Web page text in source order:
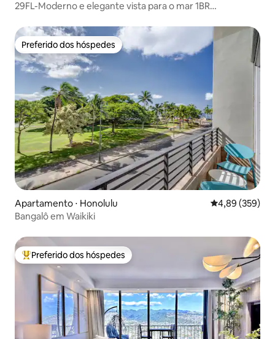
29FL-Moderno e elegante vista para o mar 1BR
Preferido dos hóspedes
Preferido dos hóspedes
Apartamento ⋅ Honolulu 4,89 de uma
4,89 (359)
Bangalô em Waikiki
Entre os melhores preferidos dos hóspedes
Preferido dos hóspedes